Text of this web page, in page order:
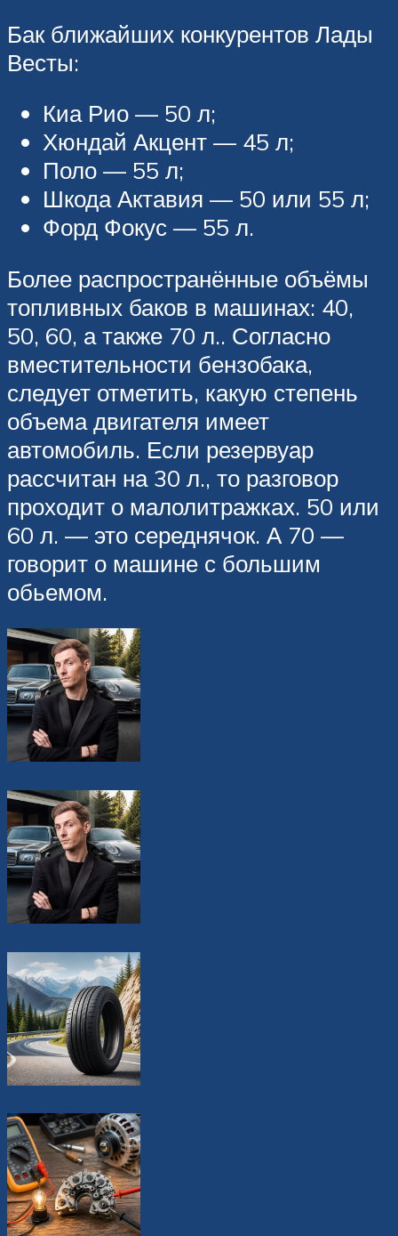
Бак ближайших конкурентов Лады
Весты:
Киа Рио — 50 л;
Хюндай Акцент — 45 л;
Поло — 55 л;
Шкода Актавия — 50 или 55 л;
Форд Фокус — 55 л.
Более распространённые объёмы
топливных баков в машинах: 40,
50, 60, а также 70 л.. Согласно
вместительности бензобака,
следует отметить, какую степень
объема двигателя имеет
автомобиль. Если резервуар
рассчитан на 30 л., то разговор
проходит о малолитражках. 50 или
60 л. — это середнячок. А 70 —
говорит о машине с большим
обьемом.